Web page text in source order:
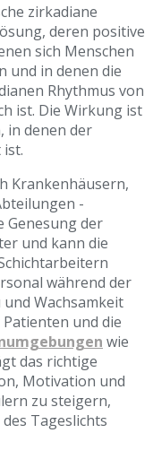
zirkadiane
deren positive
sich Menschen
und in denen die
Rhythmus von
ist. Die Wirkung ist
in denen der
Krankenhäusern,
-
Genesung der
und kann die
während der
Wachsamkeit
und die
wie
das richtige
Motivation und
zu steigern,
Tageslichts